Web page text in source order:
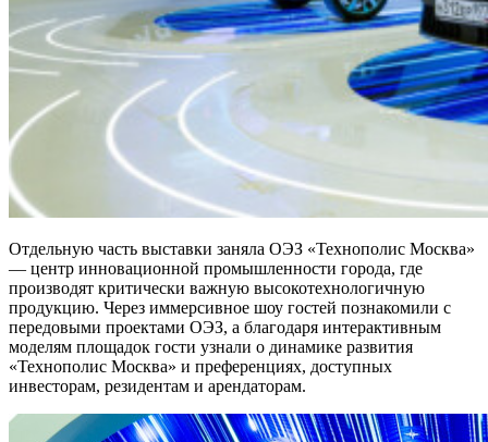
Отдельную часть выставки заняла ОЭЗ «Технополис Москва»
— центр инновационной промышленности города, где
производят критически важную высокотехнологичную
продукцию. Через иммерсивное шоу гостей познакомили с
передовыми проектами ОЭЗ, а благодаря интерактивным
моделям площадок гости узнали о динамике развития
«Технополис Москва» и преференциях, доступных
инвесторам, резидентам и арендаторам.